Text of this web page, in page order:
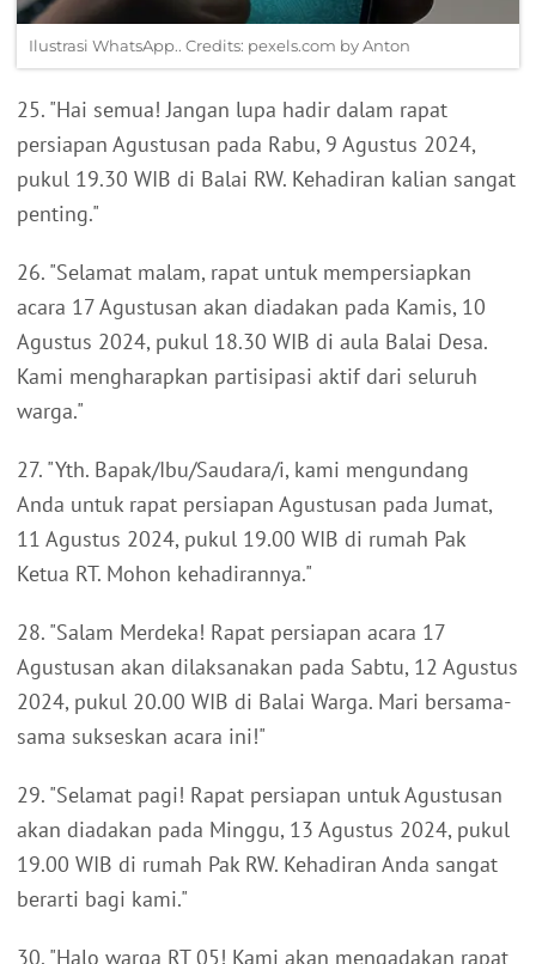
Ilustrasi WhatsApp.. Credits: pexels.com by Anton
25. "Hai semua! Jangan lupa hadir dalam rapat
persiapan Agustusan pada Rabu, 9 Agustus 2024,
pukul 19.30 WIB di Balai RW. Kehadiran kalian sangat
penting."
26. "Selamat malam, rapat untuk mempersiapkan
acara 17 Agustusan akan diadakan pada Kamis, 10
Agustus 2024, pukul 18.30 WIB di aula Balai Desa.
Kami mengharapkan partisipasi aktif dari seluruh
warga."
27. "Yth. Bapak/Ibu/Saudara/i, kami mengundang
Anda untuk rapat persiapan Agustusan pada Jumat,
11 Agustus 2024, pukul 19.00 WIB di rumah Pak
Ketua RT. Mohon kehadirannya."
28. "Salam Merdeka! Rapat persiapan acara 17
Agustusan akan dilaksanakan pada Sabtu, 12 Agustus
2024, pukul 20.00 WIB di Balai Warga. Mari bersama-
sama sukseskan acara ini!"
29. "Selamat pagi! Rapat persiapan untuk Agustusan
akan diadakan pada Minggu, 13 Agustus 2024, pukul
19.00 WIB di rumah Pak RW. Kehadiran Anda sangat
berarti bagi kami."
30. "Halo warga RT 05! Kami akan mengadakan rapat